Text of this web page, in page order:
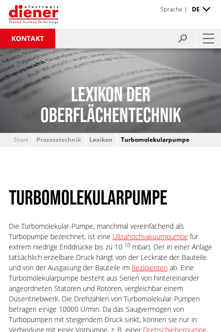
KONTAKT
Sprache | DE
LEXIKON DER
OBERFLÄCHENTECHNIK
Start Prozesstechnik Lexikon Turbomolekularpumpe
TURBOMOLEKULARPUMPE
Die Turbomolekular-Pumpe, manchmal vereinfachend als
Turbopumpe bezeichnet, ist eine Ultrahochvakuumpumpe für
extrem niedrige Enddrücke bis zu 10-10mbar). Der in einer Anlage
tatsächlich erzielbare Druck hängt von der Leckrate der Bauteile
und von der Ausgasung der Bauteile im Rezipientenab. Eine
Turbomolekularpumpe besteht aus Serien von hintereinander
angeordneten Statoren und Rotoren, vergleichbar einem
Düsentriebwerk. Die Drehzahlen von Turbomolekular-Pumpen
betragen einige 10000 U/min. Da das Saugvermögen von
Turbopumpen mit steigendem Druck sinkt, können sie nur in
Verbindung mit einer Vorpumpe, z. B. einer Drehschieberpumpe,